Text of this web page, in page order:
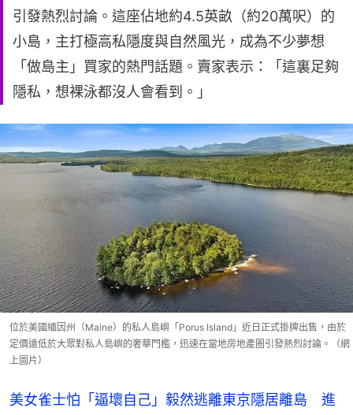
引發熱烈討論。這座佔地約4.5英畝（約20萬呎）的
小島，主打極高私隱度與自然風光，成為不少夢想
「做島主」買家的熱門話題。賣家表示：「這裏足夠
隱私，想裸泳都沒人會看到。」
位於美國緬因州（Maine）的私人島嶼「Porus Island」近日正式掛牌出售，由於
定價遠低於大眾對私人島嶼的奢華門檻，迅速在當地房地產圈引發熱烈討論。（網
上圖片）
美女雀士怕「逼壞自己」毅然逃離東京隱居離島 進